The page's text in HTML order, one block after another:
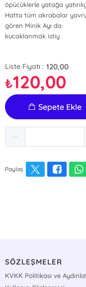
öpücüklerle yatağa
Hatta tüm akrabalar
gören Minik Ayı da
kucaklanmak istiy
Liste Fiyatı : 120,00
₺120,00
Sepete Ekle
Paylaş
SÖZLEŞMELER
KVKK Politikası ve